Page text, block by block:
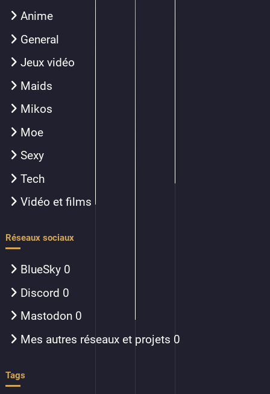
Anime
General
Jeux vidéo
Maids
Mikos
Moe
Sexy
Tech
Vidéo et films
Réseaux sociaux
BlueSky 0
Discord 0
Mastodon 0
Mes autres réseaux et projets 0
Tags